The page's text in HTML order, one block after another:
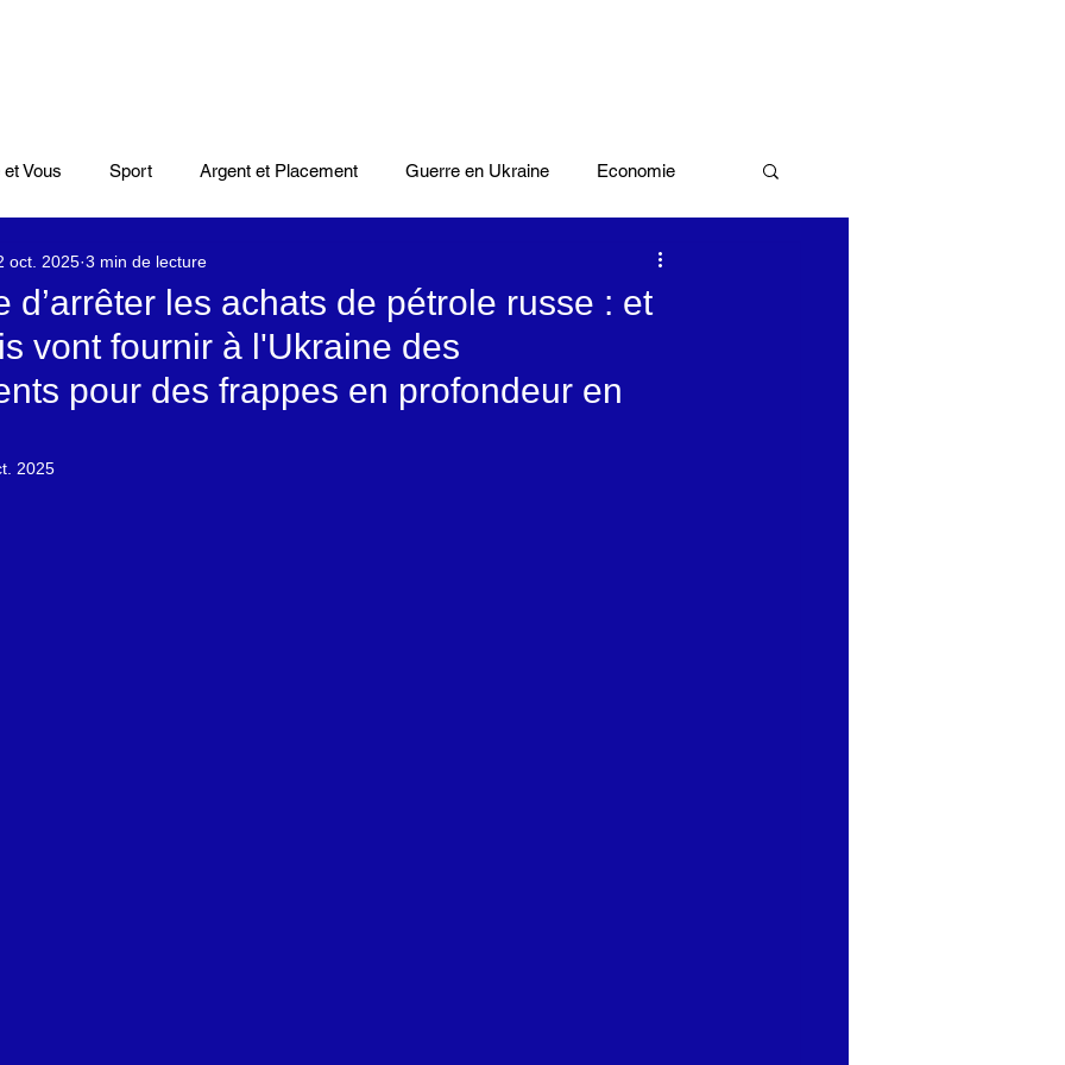
Vous Sport Argent et Placement Guerre en Ukraine Economie
Cinéma Scènes
Mode Coupe du monde Rugby Lybie
d’arrêter les achats de pétrole russe : et
vont fournir à l'Ukraine des
pour des frappes en profondeur en
oct. 2025 3 min de lecture
2025